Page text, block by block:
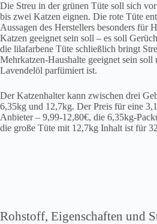
Die Streu in der grünen Tüte soll sich
bis zwei Katzen eignen. Die rote Tüte
Aussagen des Herstellers besonders für
Katzen geeignet sein soll – es soll
die lilafarbene Tüte schließlich bringt
Mehrkatzen-Haushalte geeignet sein soll
Lavendelöl parfümiert ist.
Der Katzenhalter kann zwischen drei
6,35kg und 12,7kg. Der Preis für eine
Anbieter – 9,99-12,80€, die 6,35kg-
die große Tüte mit 12,7kg Inhalt ist für
Rohstoff, Eigenschaften und